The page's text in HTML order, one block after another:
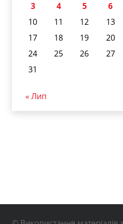
3
4 5 6
10
11 12 13
17
18 19 20
24
25 26 27
31
« Лип